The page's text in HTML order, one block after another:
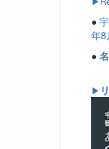
●
年8
●
▶